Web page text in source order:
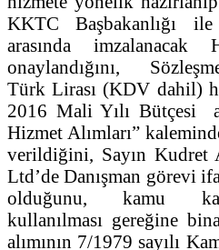
KKTC Başbakanlığı
arasında imzalanacak
onaylandığını,
Türk Lirası (KDV dahil)
2016 Mali Yılı Bütçesi
Hizmet Alımları”
verildiğini, Sayın Kudret
Ltd’de Danışman görevi
olduğunu, kamu
kullanılması gereğine
alımının 7/1979 sayılı